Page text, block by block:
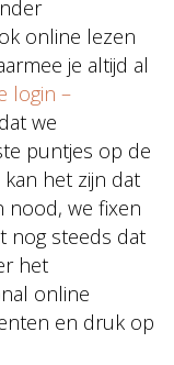
online lezen
je altijd al
login –
we
puntjes op de
het zijn dat
nood, we fixen
nog steeds dat
het
online
en druk op